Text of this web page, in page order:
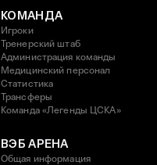
КОМАНДА
Игроки
Тренерский штаб
Администрация команды
Медицинский персонал
Статистика
Трансферы
Команда «Легенды ЦСКА»
ВЭБ АРЕНА
Общая информация